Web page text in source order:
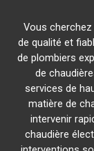
Vous
de qualité et
de plombiers
de
services de
matière de
intervenir
chaudière